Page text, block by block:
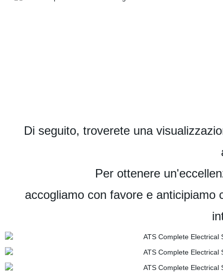
Di seguito, troverete una
Per ottenere
accogliamo con favore e anticipiamo